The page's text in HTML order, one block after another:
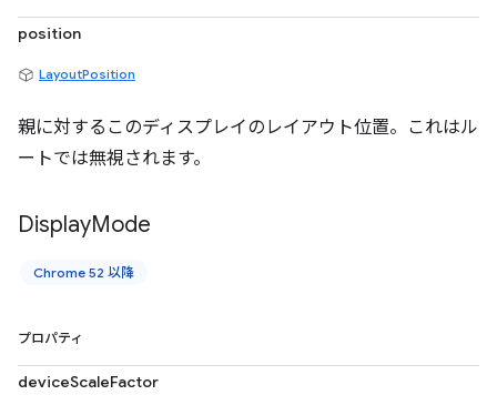
position
LayoutPosition
親に対するこのディスプレイのレイアウト位置。これはル
ートでは無視されます。
DisplayMode
Chrome 52 以降
プロパティ
deviceScaleFactor